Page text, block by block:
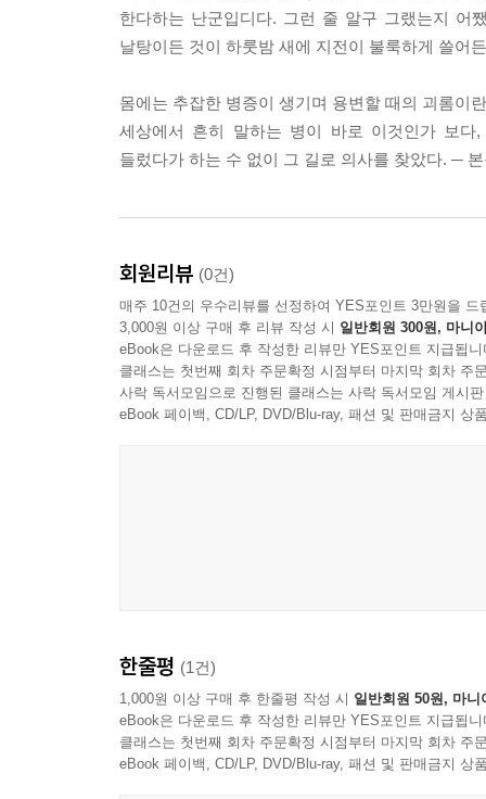
한다하는 난군입디다. 그런 줄 알구 그랬는지 어
날탕이든 것이 하룻밤 새에 지전이 불룩하게 쓸어
몸에는 추잡한 병증이 생기며 용변할 때의 괴롬이
세상에서 흔히 말하는 병이 바로 이것인가 보
들렀다가 하는 수 없이 그 길로 의사를 찾았다. ─
회원리뷰 (0건)
매주 10건의 우수리뷰를 선정하여 YES포인트 3만원을 드
3,000원 이상 구매 후 리뷰 작성 시 일반회원 300원, 마니
eBook은 다운로드 후 작성한 리뷰만 YES포인트 지급됩니
클래스는 첫번째 회차 주문확정 시점부터 마지막 회차 주
사락 독서모임으로 진행된 클래스는 사락 독서모임 게시
eBook 페이백, CD/LP, DVD/Blu-ray, 패션 및 판매금지 상
한줄평 (1건)
1,000원 이상 구매 후 한줄평 작성 시 일반회원 50원, 마니
eBook은 다운로드 후 작성한 리뷰만 YES포인트 지급됩니
클래스는 첫번째 회차 주문확정 시점부터 마지막 회차 주
eBook 페이백, CD/LP, DVD/Blu-ray, 패션 및 판매금지 상